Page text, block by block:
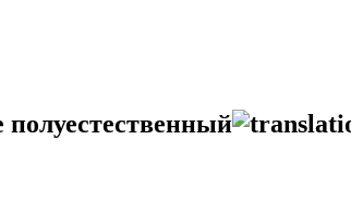
полуестественный